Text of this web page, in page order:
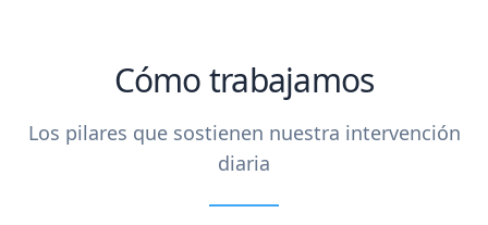
Cómo trabajamos
Los pilares que sostienen nuestra intervención
diaria